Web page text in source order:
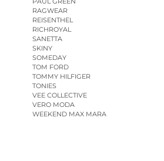
RAGWEAR
REISENTHEL
RICHROYAL
SANETTA
SKINY
SOMEDAY
TOM FORD
TOMMY HILFIGER
TONIES
VEE COLLECTIVE
VERO MODA
WEEKEND MAX MARA